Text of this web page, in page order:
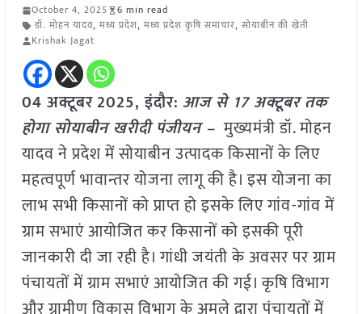
October 4, 2025
6 min read
डॉ. मोहन यादव, मध्य प्रदेश, मध्य प्रदेश कृषि समाचार, सोयाबीन की खेती
Krishak Jagat
04 अक्टूबर2025,इंदौर: आज से 17 अक्टूबर तक
होगा सोयाबीन खरीदी पंजीयन – मुख्यमंत्री डॉ. मोहन
यादव ने प्रदेश में सोयाबीन उत्पादक किसानों के लिए
महत्वपूर्ण भावान्तर योजना लागू की है। इस योजना का
लाभ सभी किसानों को प्राप्त हो इसके लिए गांव-गांव में
ग्राम सभाएं आयोजित कर किसानों को इसकी पूरी
जानकारी दी जा रही है। गांधी जयंती के अवसर पर ग्राम
पंचायतों में ग्राम सभाएं आयोजित की गई। कृषि विभाग